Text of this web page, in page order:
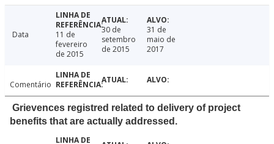
Data
11 de
fevereiro
de 2015
30 de
setembro
de 2015
31 de
maio de
2017
Comentário
Grievences registred related to delivery of project
benefits that are actually addressed.